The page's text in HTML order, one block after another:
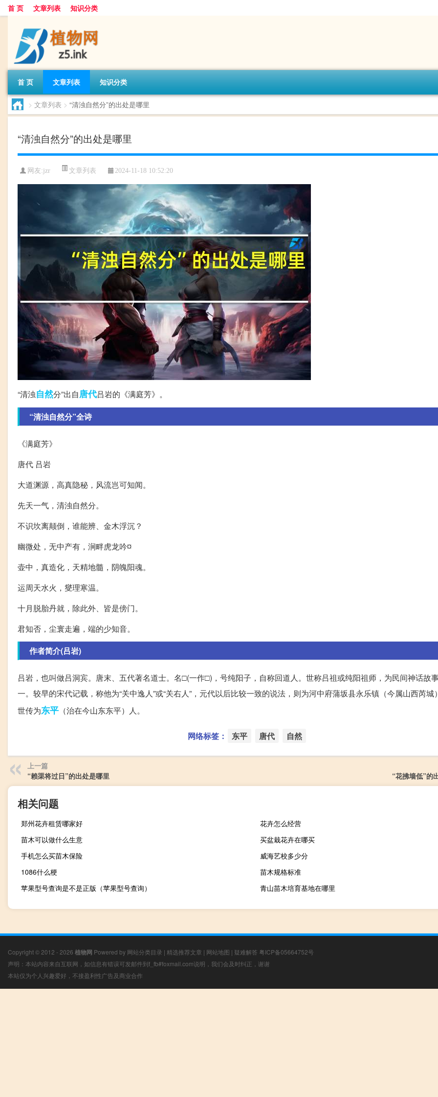
首 页 文章列表 知识分类
首 页 文章列表 知识分类
> 文章列表 > “清浊自然分”的出处是哪里
“清浊自然分”的出处是哪里
网友:jzr 文章列表 2024-11-18 10:52:20
“清浊自然分”出自唐代吕岩的《满庭芳》。
“清浊自然分”全诗
《满庭芳》
唐代 吕岩
大道渊源，高真隐秘，风流岂可知闻。
先天一气，清浊自然分。
不识坎离颠倒，谁能辨、金木浮沉？
幽微处，无中产有，涧畔虎龙吟¤
壶中，真造化，天精地髓，阴魄阳魂。
运周天水火，燮理寒温。
十月脱胎丹就，除此外、皆是傍门。
君知否，尘寰走遍，端的少知音。
作者简介(吕岩)
吕岩，也叫做吕洞宾。唐末、五代著名道士。名□(一作□)，号纯阳子，自称回道人。世称吕祖或纯阳祖师，为民间神话故
一。较早的宋代记载，称他为“关中逸人”或“关右人”，元代以后比较一致的说法，则为河中府蒲坂县永乐镇（今属山西芮城
世传为东平 （治在今山东东平）人。
网络标签： 东平 唐代 自然
上一篇
“赖渠将过日”的出处是哪里
“花拂墙低”的
相关问题
郑州花卉租赁哪家好
花卉怎么经营
苗木可以做什么生意
买盆栽花卉在哪买
手机怎么买苗木保险
威海艺校多少分
1086什么梗
苗木规格标准
苹果型号查询是不是正版（苹果型号查询）
青山苗木培育基地在哪里
Copyright © 2012 - 2026 植物网 Powered by 网站分类目录 | 精选推荐文章 | 网站地图 | 疑难解答 粤ICP备05664752号
声明：本站内容来自互联网，如信息有错误可发邮件到f_fb#foxmail.com说明，我们会及时纠正，谢谢
本站仅为个人兴趣爱好，不接盈利性广告及商业合作